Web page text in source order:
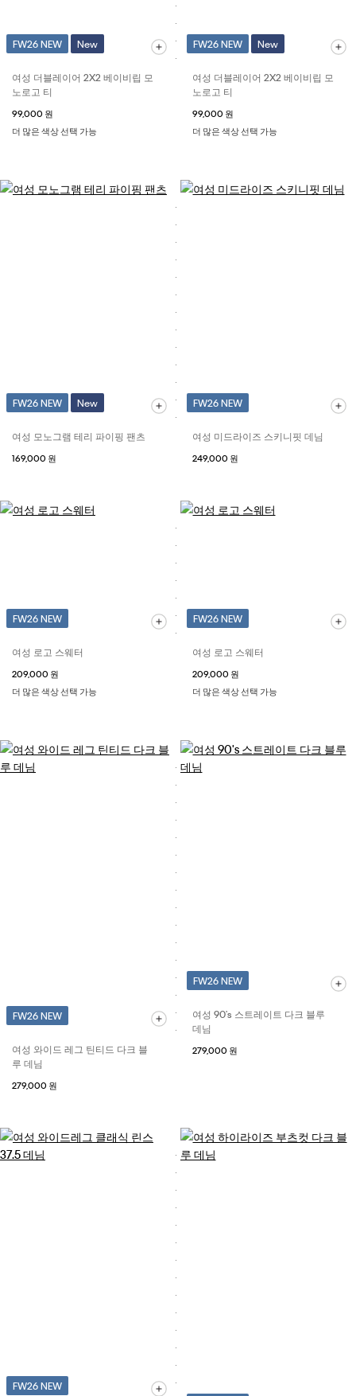
FW26 NEW New
여성 더블레이어 2X2 베이비립 모
노로고 티
99,000 원
더 많은 색상 선택 가능
FW26 NEW New
여성 더블레이어 2X2 베이비립 모
노로고 티
99,000 원
더 많은 색상 선택 가능
FW26 NEW New
여성 모노그램 테리 파이핑 팬츠
169,000 원
FW26 NEW
여성 미드라이즈 스키니핏 데님
249,000 원
FW26 NEW
여성 로고 스웨터
209,000 원
더 많은 색상 선택 가능
FW26 NEW
여성 로고 스웨터
209,000 원
더 많은 색상 선택 가능
FW26 NEW
여성 와이드 레그 틴티드 다크 블
루 데님
279,000 원
FW26 NEW
여성 90's 스트레이트 다크 블루
데님
279,000 원
FW26 NEW